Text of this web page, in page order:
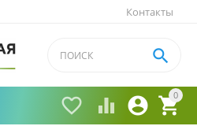
Контакты
0


 
